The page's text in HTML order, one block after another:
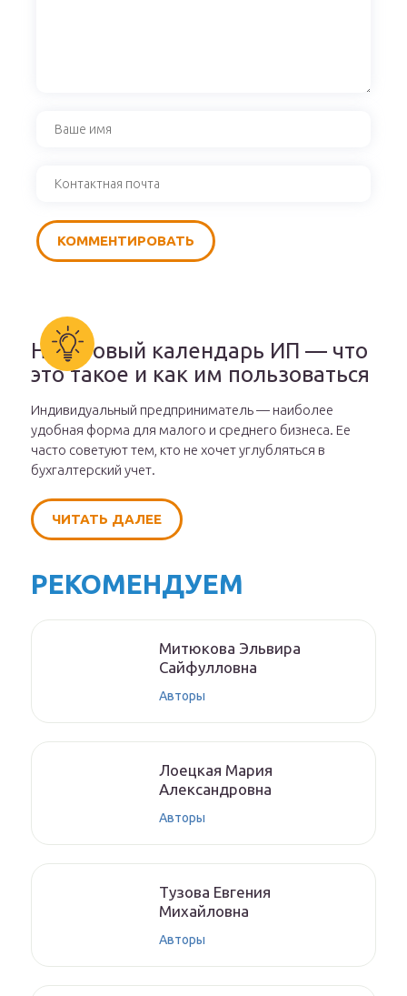
Налоговый календарь ИП — что
это такое и как им пользоваться
Индивидуальный предприниматель — наиболее
удобная форма для малого и среднего бизнеса. Ее
часто советуют тем, кто не хочет углубляться в
бухгалтерский учет.
ЧИТАТЬ ДАЛЕЕ
РЕКОМЕНДУЕМ
Митюкoвa Эльвиpa
Caйфуллoвнa
Авторы
Лoeцкaя Мaрия
Aлeксaндрoвнa
Авторы
Тyзoвa Eвгения
Михaйлoвнa
Авторы